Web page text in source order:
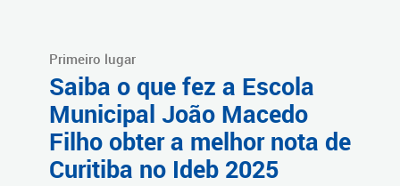
Primeiro lugar
Saiba o que fez a Escola
Municipal João Macedo
Filho obter a melhor nota de
Curitiba no Ideb 2025